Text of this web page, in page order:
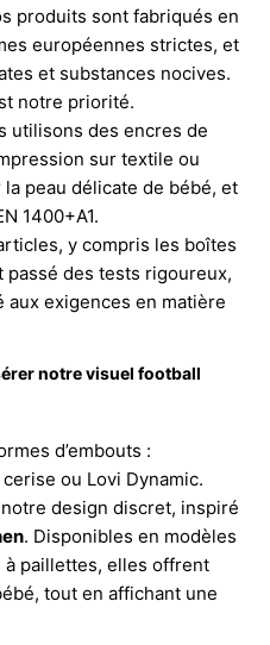
produits sont fabriqués en
européennes strictes, et
et substances nocives.
notre priorité.
utilisons des encres de
sur textile ou
peau délicate de bébé, et
1400+A1.
y compris les boîtes
des tests rigoureux,
exigences en matière
notre visuel football
d’embouts :
ou Lovi Dynamic.
design discret, inspiré
. Disponibles en modèles
paillettes, elles offrent
tout en affichant une